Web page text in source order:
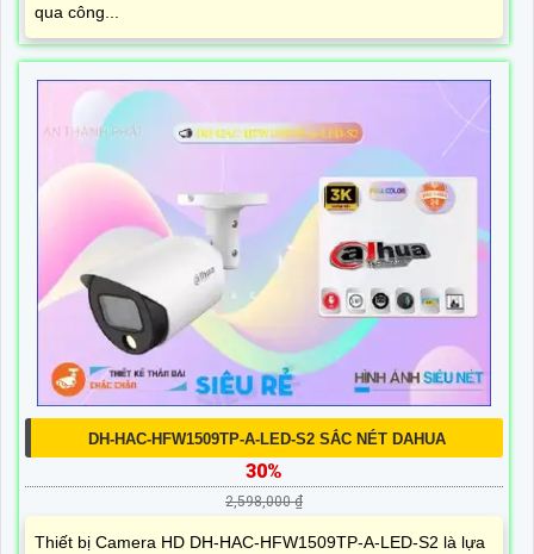
qua công...
DH-HAC-HFW1509TP-A-LED-S2 SẮC NÉT DAHUA
30%
2,598,000 ₫
Thiết bị Camera HD DH-HAC-HFW1509TP-A-LED-S2 là lựa